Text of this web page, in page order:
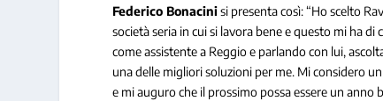
Federico Bonacinisi presenta così: “Ho scelto
società seria in cui si lavora bene e questo mi ha
come assistente a Reggio e parlando con lui,
una delle migliori soluzioni per me. Mi considero
e mi auguro che il prossimo possa essere un